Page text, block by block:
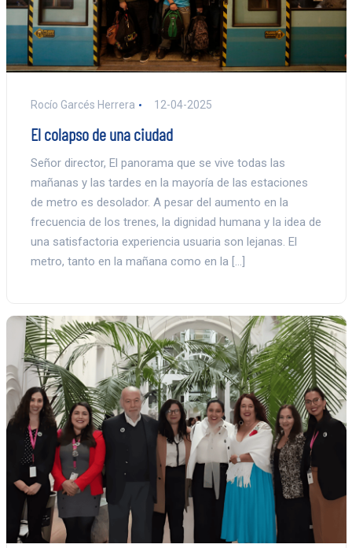
Rocío Garcés Herrera 12-04-2025
El colapso de una ciudad
Señor director, El panorama que se vive todas las
mañanas y las tardes en la mayoría de las estaciones
de metro es desolador. A pesar del aumento en la
frecuencia de los trenes, la dignidad humana y la idea de
una satisfactoria experiencia usuaria son lejanas. El
metro, tanto en la mañana como en la […]